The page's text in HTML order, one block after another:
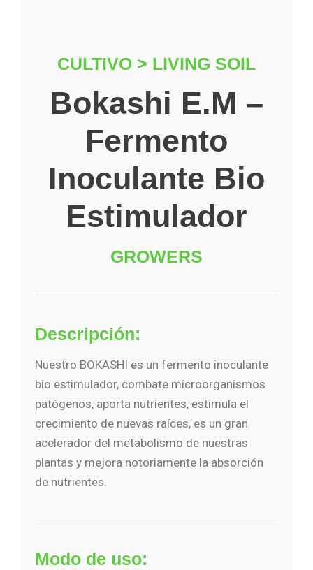
CULTIVO > LIVING SOIL
Bokashi E.M –
Fermento
Inoculante Bio
Estimulador
GROWERS
Descripción:
Nuestro BOKASHI es un fermento inoculante
bio estimulador, combate microorganismos
patógenos, aporta nutrientes, estimula el
crecimiento de nuevas raíces, es un gran
acelerador del metabolismo de nuestras
plantas y mejora notoriamente la absorción
de nutrientes.
Modo de uso: